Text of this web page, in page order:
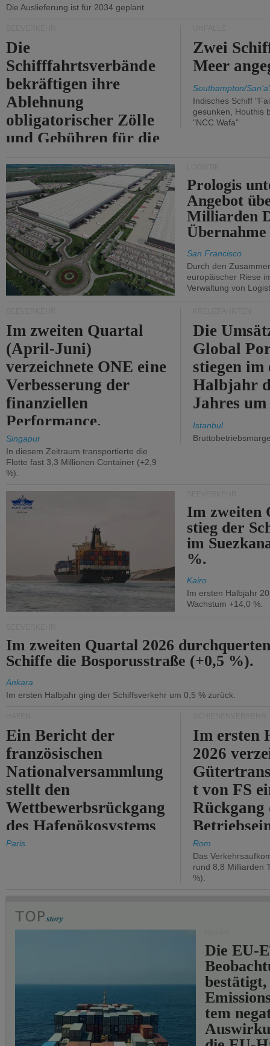
Die Auslieferung ist für 2034 geplant.
Die
Schifffahrtsverbände
bekräftigen ihre
Ablehnung
obligatorischer Zölle
und Gebühren für die
von Hormuz.
Zwei
Meer
Southampton/
Indisches Schiff
gesunken, Houthis
"NCC Wafa"
Prologis
Angebot
Milliarden
Übernahme
San Francisco
Durch den
europäischer Riese
Verwaltung von
Im zweiten Quartal
(April-Juni)
verzeichnete ONE eine
Verbesserung der
finanziellen
Performance.
Singapur
In diesem Zeitraum transportierte die
Flotte fast 3,3 Millionen Container (+2,9
%).
Die
Global
stiegen im
Halbjahr
Jahres
Istanbul
Im zweiten
stieg der
im
%.
Kairo
Im ersten Halbjahr
Wachstum +14,0 %.
Im zweiten Quartal 2026
Schiffe die Bosporusstraße (+0,5 %).
Ankara
Im ersten Halbjahr ging der Schiffsverkehr um 0,5 % zurück.
Ein Bericht der
französischen
Nationalversammlung
stellt den
Wettbewerbsrückgang
des Hafenökosystems
des Staates fest.
Paris
Im ersten
2026
t von FS
Rückgang
um 2,7 %.
Rom
Das
rund 8,8 Milliarden
%).
Die EU-
bestätigt,
tem